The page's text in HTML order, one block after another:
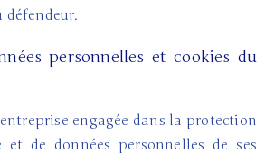
défendeur.
personnelles et cookies du
entreprise engagée dans la protection
de données personnelles de ses